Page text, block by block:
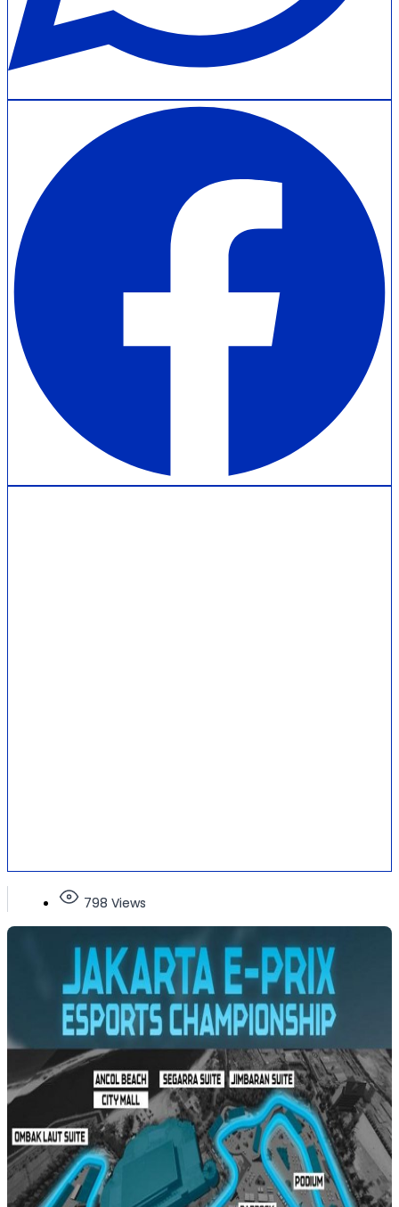
798 Views